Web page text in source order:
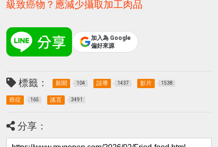
級致癌物？應減少攝取加工肉品
加入為 Google
偏好來源
標籤： 新聞 104 誤導 1437 影片 1538
癌症 165 謠言 3491
分享：